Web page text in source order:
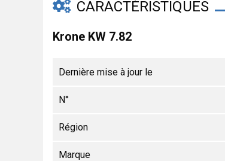
CARACTÉRISTIQUES
Krone KW 7.82
Dernière mise à jour le
N°
Région
Marque